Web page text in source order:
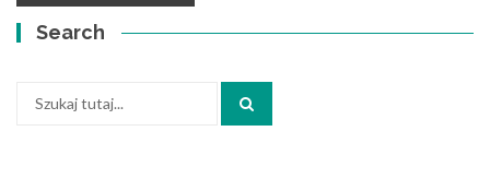
Search